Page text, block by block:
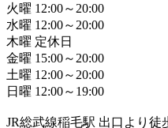
火曜 12:00～20:00
水曜 12:00～20:00
木曜 定休日
金曜 15:00～20:00
土曜 12:00～20:00
日曜 12:00～19:00
JR総武線稲毛駅 出口より徒